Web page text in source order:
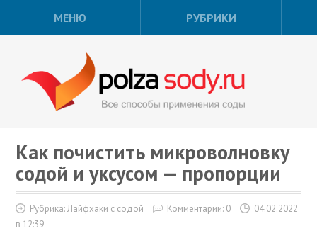
МЕНЮ РУБРИКИ
Как почистить микроволновку
содой и уксусом — пропорции
Рубрика:Лайфхаки с содой Комментарии: 0
04.02.2022
в 12:39